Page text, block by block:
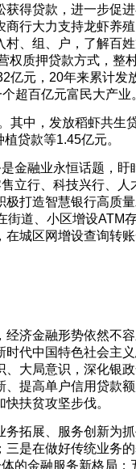
得贷款，进一步促
行大力支持龙虾养
、组、户，了解百
质押贷款方式，整
元，20年来累计发
超百亿元富民大产业
其中，发放稻虾共生
贷款等1.45亿元。
金融业永恒话题，
立行、科技兴行、
打造智慧银行高质
道、小区增设ATM
城区网增设查询转
济金融形势依然不
代中国特色社会主
大局意识，深化银
提高单户信用贷款
扶贫攻坚步伐。
拓展、服务创新为
是在做好传统业务
的金融服务新格局